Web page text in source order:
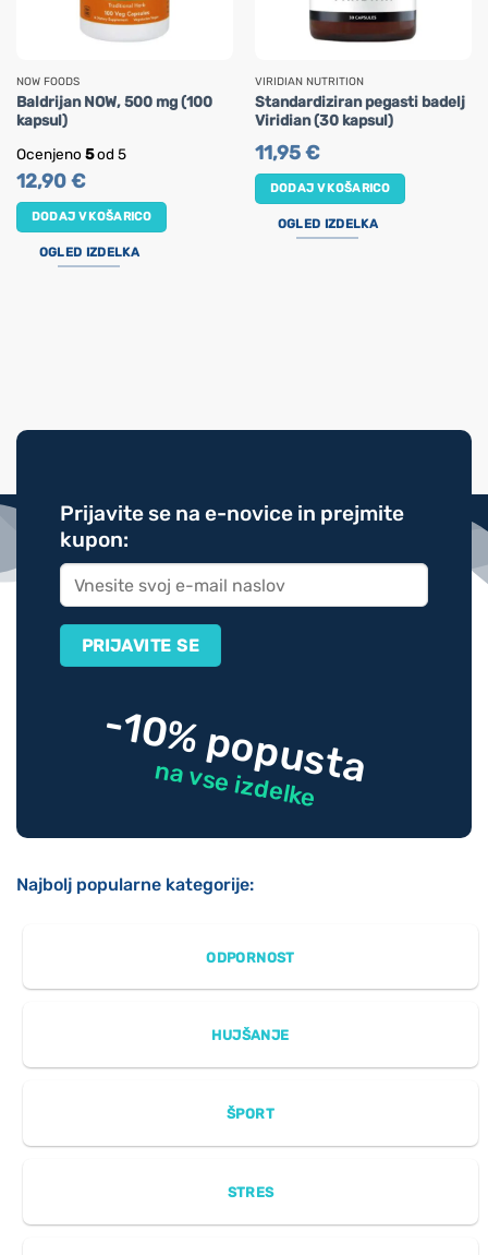
NOW FOODS
Baldrijan NOW, 500 mg (100
kapsul)
Ocenjeno5od 5
12,90€
DODAJ V KOŠARICO
OGLED IZDELKA
VIRIDIAN NUTRITION
Standardiziran pegasti badelj
Viridian (30 kapsul)
11,95€
DODAJ V KOŠARICO
OGLED IZDELKA
Prijavite se na e-novice in prejmite
kupon:
-10% popusta
na vse izdelke
Najbolj popularne kategorije:
ODPORNOST
HUJŠANJE
ŠPORT
STRES